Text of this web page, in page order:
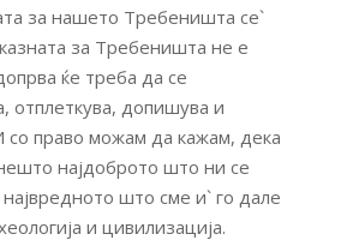
за нашето Требеништа се`
за Требеништа не е
ќе треба да се
отплеткува, допишува и
со право можам да кажам, дека
најдоброто што ни се
што сме и` го дале
и цивилизација.